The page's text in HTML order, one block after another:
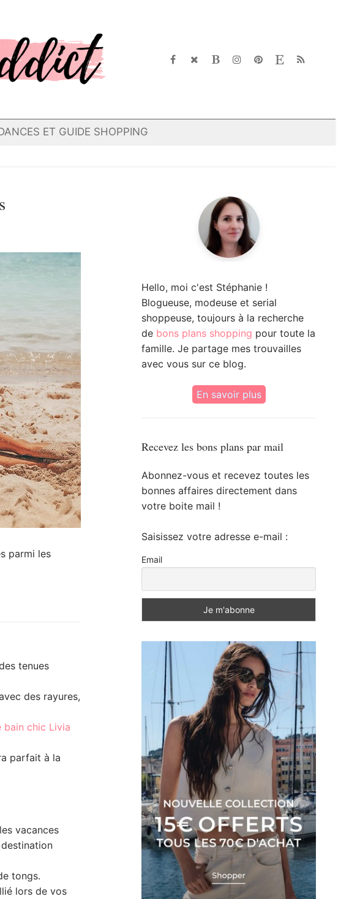
ET GUIDE SHOPPING
parmi les
tenues
des rayures,
bain chic Livia
parfait à la
vacances
tongs.
lors de vos
Hello, moi c'est Stéphanie !
Blogueuse, modeuse et serial
shoppeuse, toujours à la recherche
de bons plans shopping pour toute la
famille. Je partage mes trouvailles
avec vous sur ce blog.
En savoir plus
Recevez les bons plans par mail
Abonnez-vous et recevez toutes les
bonnes affaires directement dans
votre boite mail !
Saisissez votre adresse e-mail :
Email